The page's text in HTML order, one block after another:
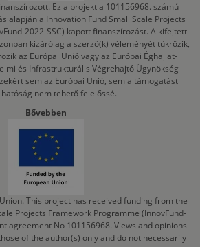
Ez a projekt a 101156968. számú
alapján a Innovation Fund Small Scale Projects
2022-SSC) kapott finanszírozást. A kifejtett
kizárólag a szerző(k) véleményét tükrözik,
az Európai Unió vagy az Európai Éghajlat-
és Infrastrukturális Végrehajtó Ügynökség
sem az Európai Unió, sem a támogatást
nem tehető felelőssé.
Bővebben
This project has received funding from the
Projects Framework Programme (InnovFund-
agreement No 101156968. Views and opinions
of the author(s) only and do not necessarily